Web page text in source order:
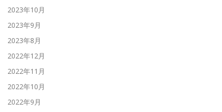
2023年10月
2023年9月
2023年8月
2022年12月
2022年11月
2022年10月
2022年9月